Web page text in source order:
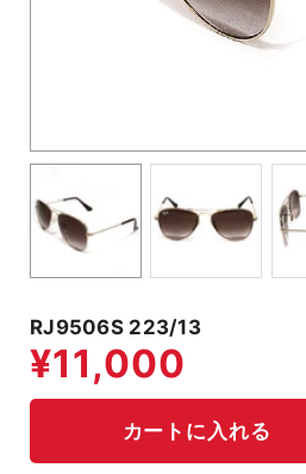
RJ9506S 223/13